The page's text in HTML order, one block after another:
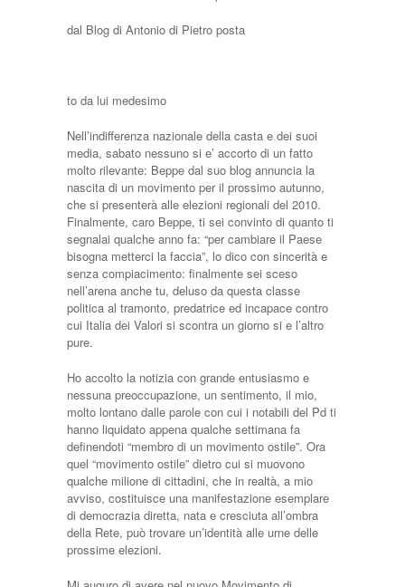
dal Blog di Antonio di Pietro posta
to da lui medesimo
Nell’indifferenza nazionale della casta e dei suoi
media, sabato nessuno si e’ accorto di un fatto
molto rilevante: Beppe dal suo blog annuncia la
nascita di un movimento per il prossimo autunno,
che si presenterà alle elezioni regionali del 2010.
Finalmente, caro Beppe, ti sei convinto di quanto ti
segnalai qualche anno fa: “per cambiare il Paese
bisogna metterci la faccia”, lo dico con sincerità e
senza compiacimento: finalmente sei sceso
nell’arena anche tu, deluso da questa classe
politica al tramonto, predatrice ed incapace contro
cui Italia dei Valori si scontra un giorno si e l’altro
pure.
Ho accolto la notizia con grande entusiasmo e
nessuna preoccupazione, un sentimento, il mio,
molto lontano dalle parole con cui i notabili del Pd ti
hanno liquidato appena qualche settimana fa
definendoti “membro di un movimento ostile”. Ora
quel “movimento ostile” dietro cui si muovono
qualche milione di cittadini, che in realtà, a mio
avviso, costituisce una manifestazione esemplare
di democrazia diretta, nata e cresciuta all’ombra
della Rete, può trovare un’identità alle urne delle
prossime elezioni.